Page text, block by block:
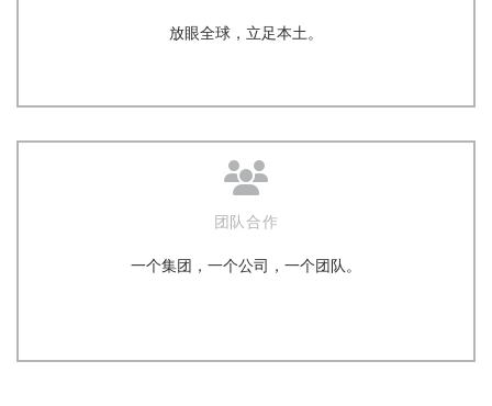
放眼全球，立足本土。
团队合作
一个集团，一个公司，一个团队。